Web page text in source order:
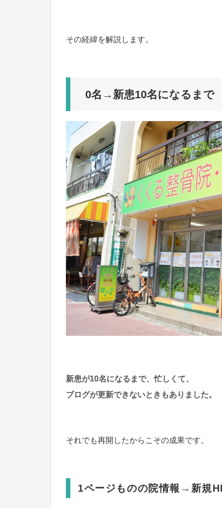
その経緯を解説します。
0名→新患10名になるまで
新患が10名になるまで、忙しくて、
ブログが更新できないときもありました。
それでも再開したからこその成果です。
1ページものの院情報→新規